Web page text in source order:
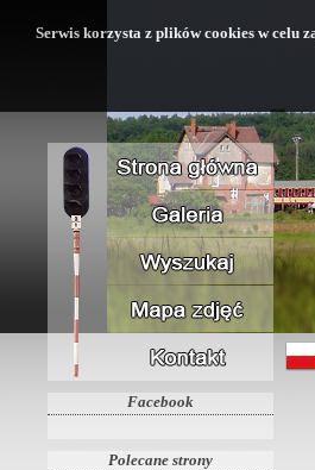
Serwis korzysta z plików cookies w celu
Facebook
Polecane strony